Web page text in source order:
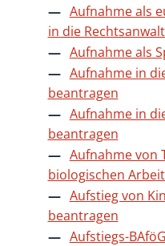
Aufnahme als
in die
Aufnahme als
Aufnahme in
beantragen
Aufnahme in
beantragen
Aufnahme von
biologischen
Aufstieg von
beantragen
Aufstiegs-